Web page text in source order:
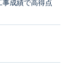
事成績で高得点